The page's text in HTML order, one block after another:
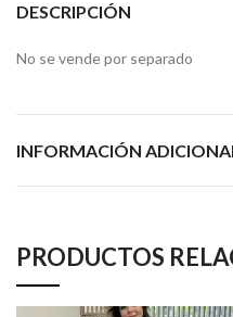
DESCRIPCIÓN
No se vende por separado
INFORMACIÓN
PRODUCTOS